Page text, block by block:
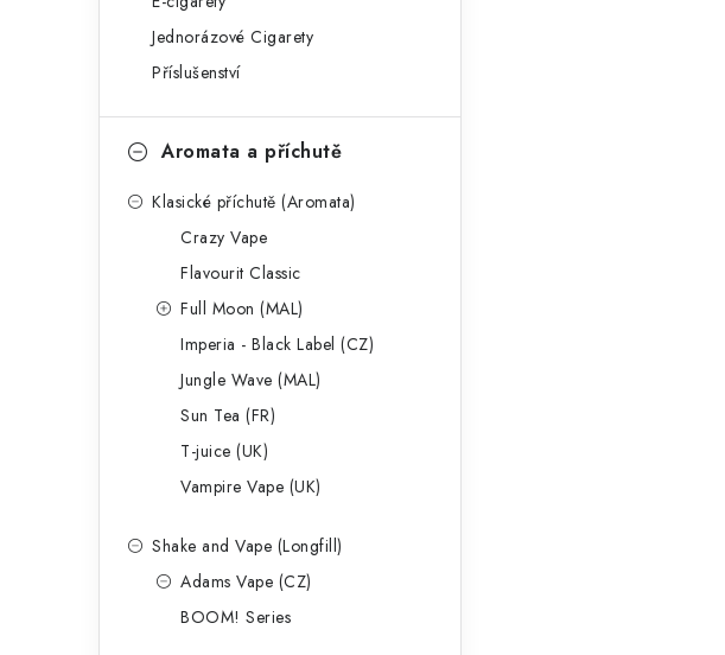
Jednorázové Cigarety
Příslušenství
Aromata a příchutě
Klasické příchutě (Aromata)
Crazy Vape
Flavourit Classic
Full Moon (MAL)
Imperia - Black Label (CZ)
Jungle Wave (MAL)
Sun Tea (FR)
T-juice (UK)
Vampire Vape (UK)
Shake and Vape (Longfill)
Adams Vape (CZ)
BOOM! Series